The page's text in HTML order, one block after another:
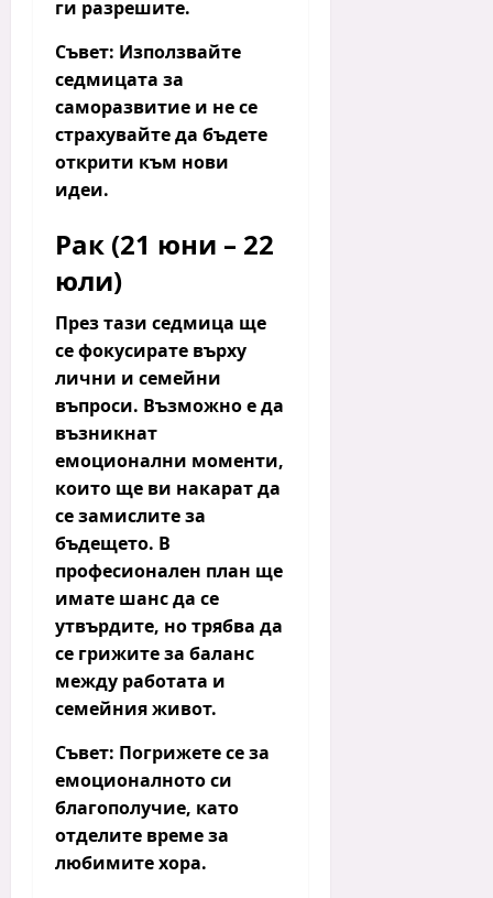
ги разрешите.
Съвет: Използвайте
седмицата за
саморазвитие и не се
страхувайте да бъдете
открити към нови
идеи.
Рак (21 юни – 22
юли)
През тази седмица ще
се фокусирате върху
лични и семейни
въпроси. Възможно е да
възникнат
емоционални моменти,
които ще ви накарат да
се замислите за
бъдещето. В
професионален план ще
имате шанс да се
утвърдите, но трябва да
се грижите за баланс
между работата и
семейния живот.
Съвет: Погрижете се за
емоционалното си
благополучие, като
отделите време за
любимите хора.